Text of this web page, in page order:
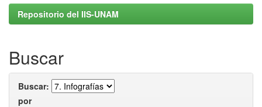
Repositorio del IIS-UNAM
Buscar
Buscar:
por